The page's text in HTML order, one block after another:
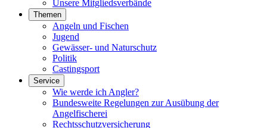
Unsere Mitgliedsverbände
Themen
Angeln und Fischen
Jugend
Gewässer- und Naturschutz
Politik
Castingsport
Service
Wie werde ich Angler?
Bundesweite Regelungen zur Ausübung der
Angelfischerei
Rechtsschutzversicherung